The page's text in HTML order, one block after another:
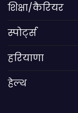
शिक्षा/कैरियर
स्पोर्ट्स
हरियाणा
हेल्थ